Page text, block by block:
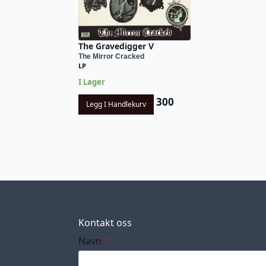
The Gravedigger V
The Mirror Cracked
LP
I Lager
Legg I Handlekurv 300
Kontakt oss
Navn *